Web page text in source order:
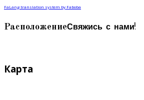
FaLang translation system by Faboba
РасположениеСвяжись с нами!
Карта